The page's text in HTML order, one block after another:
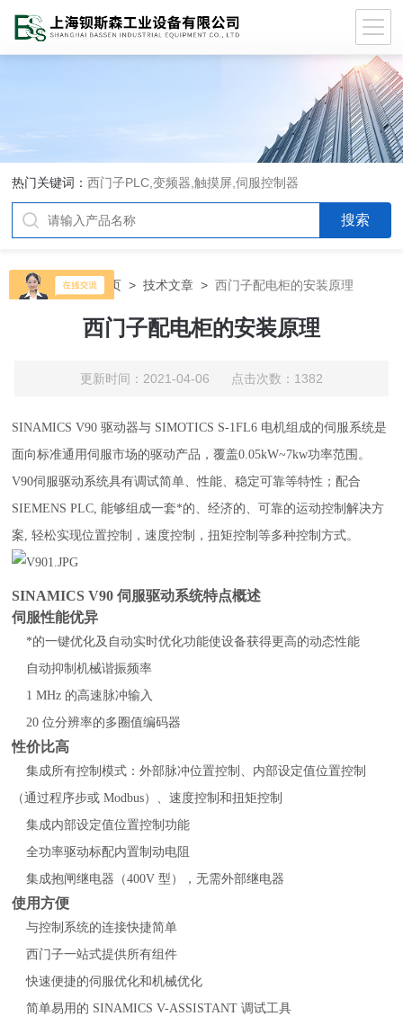
热门关键词：西门子PLC,变频器,触摸屏,伺服控制器
当前位置：首页 >技术文章 >西门子配电柜的安装原理
西门子配电柜的安装原理
更新时间：2021-04-06 点击次数：1382
SINAMICS V90 驱动器与 SIMOTICS S-1FL6 电机组成的伺服系统是
面向标准通用伺服市场的驱动产品，覆盖0.05kW~7kw功率范围。
V90伺服驱动系统具有调试简单、性能、稳定可靠等特性；配合
SIEMENS PLC, 能够组成一套*的、经济的、可靠的运动控制解决方
案, 轻松实现位置控制，速度控制，扭矩控制等多种控制方式。
SINAMICS V90 伺服驱动系统特点概述
伺服性能优异
*的一键优化及自动实时优化功能使设备获得更高的动态性能
自动抑制机械谐振频率
1 MHz 的高速脉冲输入
20 位分辨率的多圈值编码器
性价比高
集成所有控制模式：外部脉冲位置控制、内部设定值位置控制
（通过程序步或 Modbus）、速度控制和扭矩控制
集成内部设定值位置控制功能
全功率驱动标配内置制动电阻
集成抱闸继电器（400V 型），无需外部继电器
使用方便
与控制系统的连接快捷简单
西门子一站式提供所有组件
快速便捷的伺服优化和机械优化
简单易用的 SINAMICS V-ASSISTANT 调试工具